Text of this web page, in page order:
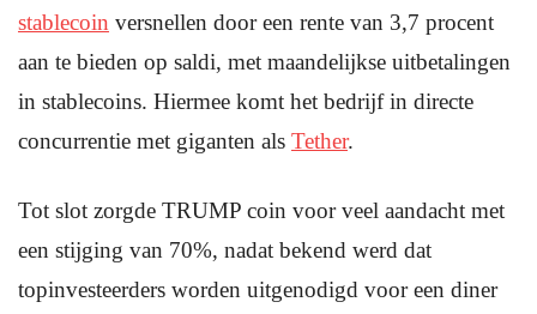
stablecoin versnellen door een rente van 3,7 procent
aan te bieden op saldi, met maandelijkse uitbetalingen
in stablecoins. Hiermee komt het bedrijf in directe
concurrentie met giganten als Tether.
Tot slot zorgde TRUMP coin voor veel aandacht met
een stijging van 70%, nadat bekend werd dat
topinvesteerders worden uitgenodigd voor een diner